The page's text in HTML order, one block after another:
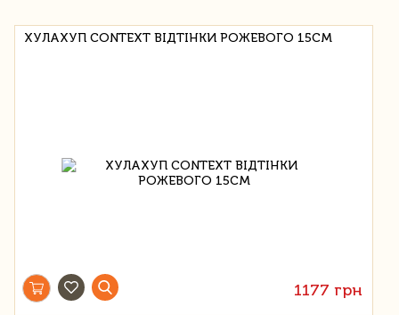
ХУЛАХУП CONTEXT ВІДТІНКИ РОЖЕВОГО 15СМ
1177 грн